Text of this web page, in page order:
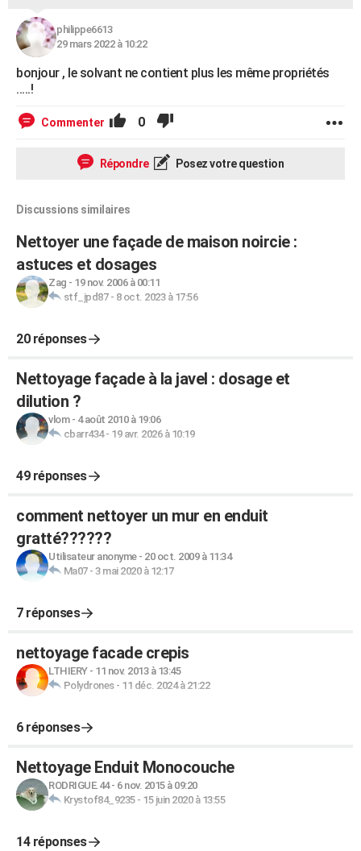
philippe6613
29 mars 2022 à 10:22
bonjour , le solvant ne contient plus les même propriétés
.....!
Commenter 0
Répondre Posez votre question
Discussions similaires
Nettoyer une façade de maison noircie :
astuces et dosages
Zag - 19 nov. 2006 à 00:11
stf_jpd87- 8 oct. 2023 à 17:56
20 réponses
Nettoyage façade à la javel : dosage et
dilution ?
vlom- 4 août 2010 à 19:06
cbarr434- 19 avr. 2026 à 10:19
49 réponses
comment nettoyer un mur en enduit
gratté??????
Utilisateur anonyme- 20 oct. 2009 à 11:34
Ma07- 3 mai 2020 à 12:17
7 réponses
nettoyage facade crepis
LTHIERY- 11 nov. 2013 à 13:45
Polydrones- 11 déc. 2024 à 21:22
6 réponses
Nettoyage Enduit Monocouche
RODRIGUE.44- 6 nov. 2015 à 09:20
Krystof84_9235- 15 juin 2020 à 13:55
14 réponses